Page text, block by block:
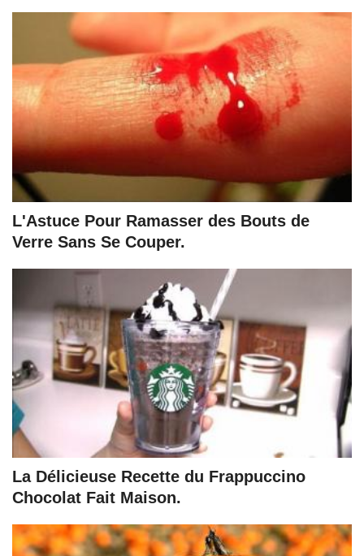
L'Astuce Pour Ramasser des Bouts de
Verre Sans Se Couper.
La Délicieuse Recette du Frappuccino
Chocolat Fait Maison.